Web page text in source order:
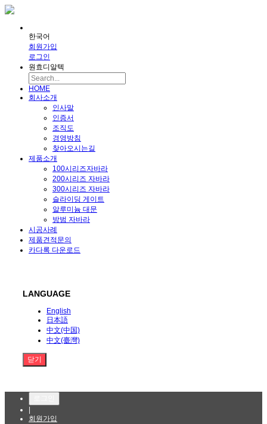
한국어
회원가입
로그인
원효디알텍
HOME
회사소개
인사말
인증서
조직도
경영방침
찾아오시는길
제품소개
100시리즈자바라
200시리즈 자바라
300시리즈 자바라
슬라이딩 게이트
알루미늄 대문
방범 자바라
시공사례
제품견적문의
카다록 다운로드
LANGUAGE
English
日本語
中文(中国)
中文(臺灣)
닫기
회원가입